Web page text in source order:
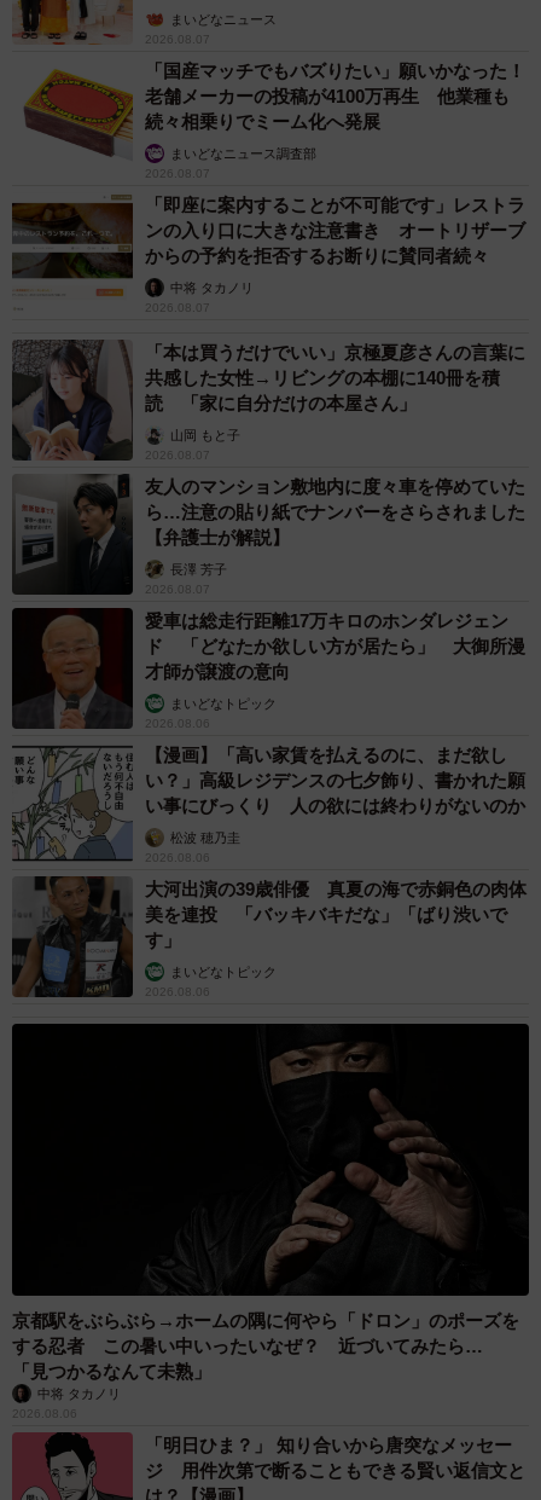
ん】まいどなニュース
2026.08.07
「国産マッチでもバズりたい」願いかなった！
老舗メーカーの投稿が4100万再生 他業種も
続々相乗りでミーム化へ発展
まいどなニュース調査部
2026.08.07
「即座に案内することが不可能です」レストラ
ンの入り口に大きな注意書き オートリザーブ
からの予約を拒否するお断りに賛同者続々
中将 タカノリ
2026.08.07
「本は買うだけでいい」京極夏彦さんの言葉に
共感した女性→リビングの本棚に140冊を積
読 「家に自分だけの本屋さん」
山岡 もと子
2026.08.07
友人のマンション敷地内に度々車を停めていた
ら…注意の貼り紙でナンバーをさらされました
【弁護士が解説】
長澤 芳子
2026.08.07
愛車は総走行距離17万キロのホンダレジェン
ド 「どなたか欲しい方が居たら」 大御所漫
才師が譲渡の意向
まいどなトピック
2026.08.06
【漫画】「高い家賃を払えるのに、まだ欲し
い？」高級レジデンスの七夕飾り、書かれた願
い事にびっくり 人の欲には終わりがないのか
松波 穂乃圭
2026.08.06
大河出演の39歳俳優 真夏の海で赤銅色の肉体
美を連投 「バッキバキだな」「ばり渋いで
す」
まいどなトピック
2026.08.06
京都駅をぶらぶら→ホームの隅に何やら「ドロン」のポーズを
する忍者 この暑い中いったいなぜ？ 近づいてみたら…
「見つかるなんて未熟」
中将 タカノリ
2026.08.06
「明日ひま？」 知り合いから唐突なメッセー
ジ 用件次第で断ることもできる賢い返信文と